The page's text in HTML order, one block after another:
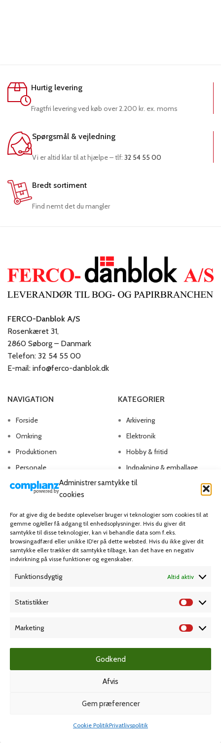
Administrer samtykke til
cookies
For at give dig de bedste oplevelser bruger vi teknologier som cookies til at
gemme og/eller få adgang til enhedsoplysninger. Hvis du giver dit
samtykke til disse teknologier, kan vi behandle data som f.eks.
browsingadfærd eller unikke ID'er på dette websted. Hvis du ikke giver dit
samtykke eller trækker dit samtykke tilbage, kan det have en negativ
indvirkning på visse funktioner og egenskaber.
Funktionsdygtig Altid aktiv
Statistikker
Marketing
Godkend
Afvis
Gem præferencer
Cookie PolitikPrivatlivspolitik
Hurtig levering
Fragtfri levering ved køb over 2.200 kr. ex. moms
Spørgsmål & vejledning
Vi er altid klar til at hjælpe – tlf: 32 54 55 00
Bredt sortiment
Find nemt det du mangler
FERCO-Danblok A/S
Rosenkæret 31,
2860 Søborg – Danmark
Telefon: 32 54 55 00
E-mail: info@ferco-danblok.dk
NAVIGATION
Forside
Omkring
Produktionen
Personale
Kontakt os
KATEGORIER
Arkivering
Elektronik
Hobby & fritid
Indpakning & emballage
Kontorartikler
Skriveartikler
Spil & lotteri
MIN KONTO
Kontoinformationer
Favoritliste
KUNDESERVICE
Handelsbetingelser
Cookie Politik (EU)
KAMPAGNE